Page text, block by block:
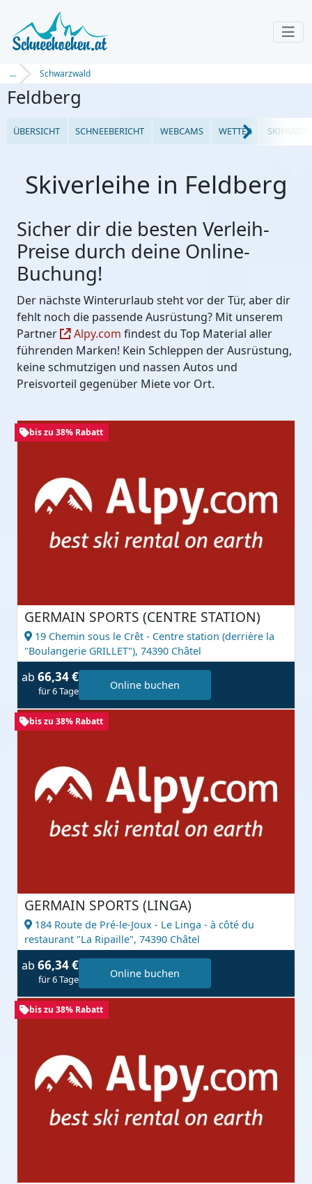
... Schwarzwald
Feldberg
ÜBERSICHT SCHNEEBERICHT WEBCAMS WETTER
Skiverleihe in Feldberg
Sicher dir die besten Verleih-
Preise durch deine Online-
Buchung!
Der nächste Winterurlaub steht vor der Tür, aber dir
fehlt noch die passende Ausrüstung? Mit unserem
Partner
Alpy.com findest du Top Material aller
führenden Marken! Kein Schleppen der Ausrüstung,
keine schmutzigen und nassen Autos und
Preisvorteil gegenüber Miete vor Ort.
bis zu 38% Rabatt
GERMAIN SPORTS (CENTRE STATION)
19 Chemin sous le Crêt - Centre station (derrière la
"Boulangerie GRILLET"), 74390 Châtel
ab 66,34 €
für 6 Tage Online buchen
bis zu 38% Rabatt
GERMAIN SPORTS (LINGA)
184 Route de Pré-le-Joux - Le Linga - à côté du
restaurant "La Ripaille", 74390 Châtel
ab 66,34 €
für 6 Tage Online buchen
bis zu 38% Rabatt